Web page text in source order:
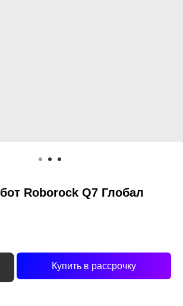
Roborock Q7 Глобал
Купить в рассрочку